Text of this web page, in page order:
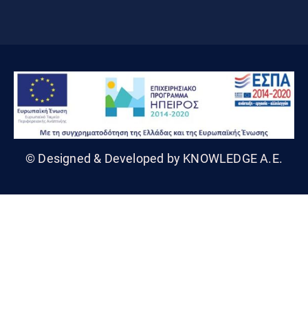
© Designed & Developed by KNOWLEDGE A.E.